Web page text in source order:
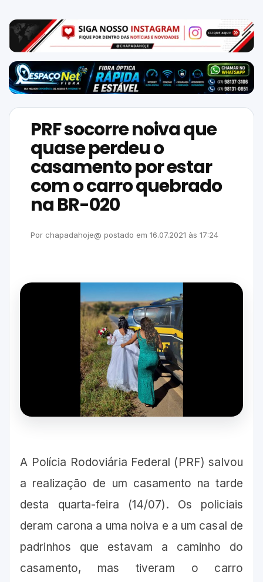
NAS
NOSSAS
REDES
PRF socorre noiva que
quase perdeu o
casamento por estar
com o carro quebrado
na BR-020
Por chapadahoje@ postado em 16.07.2021 às 17:24
A Polícia Rodoviária Federal (PRF) salvou
a realização de um casamento na tarde
desta quarta-feira (14/07). Os policiais
deram carona a uma noiva e a um casal de
padrinhos que estavam a caminho do
casamento, mas tiveram o carro